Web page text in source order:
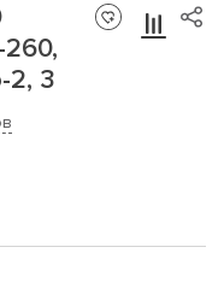
2, 3